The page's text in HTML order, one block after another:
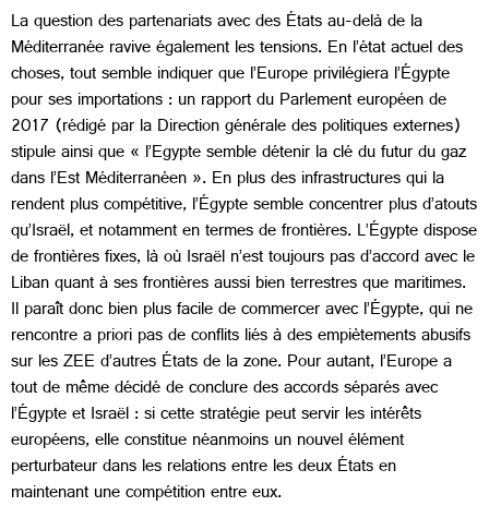
La question des partenariats avec des États au-delà de la
Méditerranée ravive également les tensions. En l’état actuel des
choses, tout semble indiquer que l’Europe privilégiera l’Égypte
pour ses importations : un rapport du Parlement européen de
2017 (rédigé par la Direction générale des politiques externes)
stipule ainsi que « l’Egypte semble détenir la clé du futur du gaz
dans l’Est Méditerranéen ». En plus des infrastructures qui la
rendent plus compétitive, l’Égypte semble concentrer plus d’atouts
qu’Israël, et notamment en termes de frontières. L’Égypte dispose
de frontières fixes, là où Israël n’est toujours pas d’accord avec le
Liban quant à ses frontières aussi bien terrestres que maritimes.
Il paraît donc bien plus facile de commercer avec l’Égypte, qui ne
rencontre a priori pas de conflits liés à des empiètements abusifs
sur les ZEE d’autres États de la zone. Pour autant, l’Europe a
tout de même décidé de conclure des accords séparés avec
l’Égypte et Israël : si cette stratégie peut servir les intérêts
européens, elle constitue néanmoins un nouvel élément
perturbateur dans les relations entre les deux États en
maintenant une compétition entre eux.